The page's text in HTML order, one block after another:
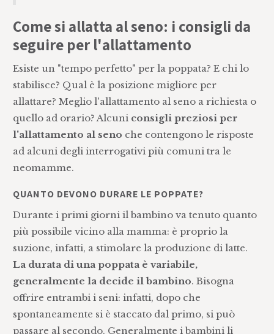
Come si allatta al seno: i consigli da
seguire per l'allattamento
Esiste un "tempo perfetto" per la poppata? E chi lo
stabilisce? Qual è la posizione migliore per
allattare? Meglio l'allattamento al seno a richiesta o
quello ad orario? Alcuni consigli preziosi per
l'allattamento al seno che contengono le risposte
ad alcuni degli interrogativi più comuni tra le
neomamme.
QUANTO DEVONO DURARE LE POPPATE?
Durante i primi giorni il bambino va tenuto quanto
più possibile vicino alla mamma: è proprio la
suzione, infatti, a stimolare la produzione di latte.
La durata di una poppata è variabile,
generalmente la decide il bambino. Bisogna
offrire entrambi i seni: infatti, dopo che
spontaneamente si è staccato dal primo, si può
passare al secondo. Generalmente i bambini li